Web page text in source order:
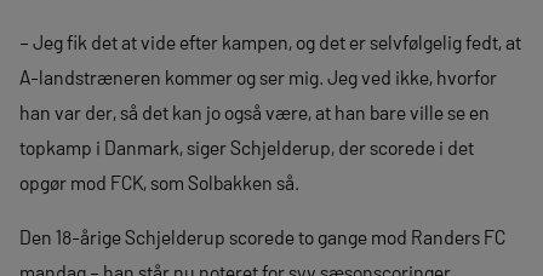
– Jeg fik det at vide efter kampen, og det er selvfølgelig fedt, at
A-landstræneren kommer og ser mig. Jeg ved ikke, hvorfor
han var der, så det kan jo også være, at han bare ville se en
topkamp i Danmark, siger Schjelderup, der scorede i det
opgør mod FCK, som Solbakken så.
Den 18-årige Schjelderup scorede to gange mod Randers FC